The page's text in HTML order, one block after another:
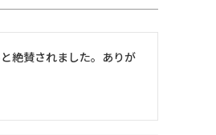
絶賛されました。ありが